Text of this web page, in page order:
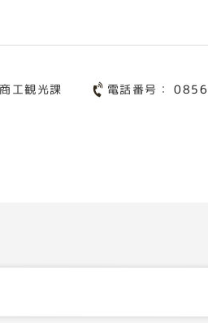
工観光課 電話番号：